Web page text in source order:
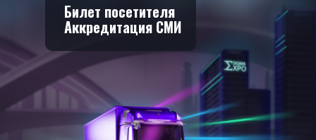
Билет посетителя
Аккредитация СМИ